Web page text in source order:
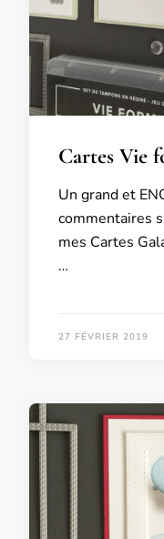
Cartes Vie
Un grand et
commentaires
mes Cartes
…
27 FÉVRIER 2019